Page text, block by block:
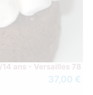
ans - Versailles 78
37,00 €